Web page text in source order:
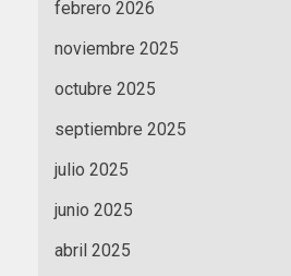
febrero 2026
noviembre 2025
octubre 2025
septiembre 2025
julio 2025
junio 2025
abril 2025